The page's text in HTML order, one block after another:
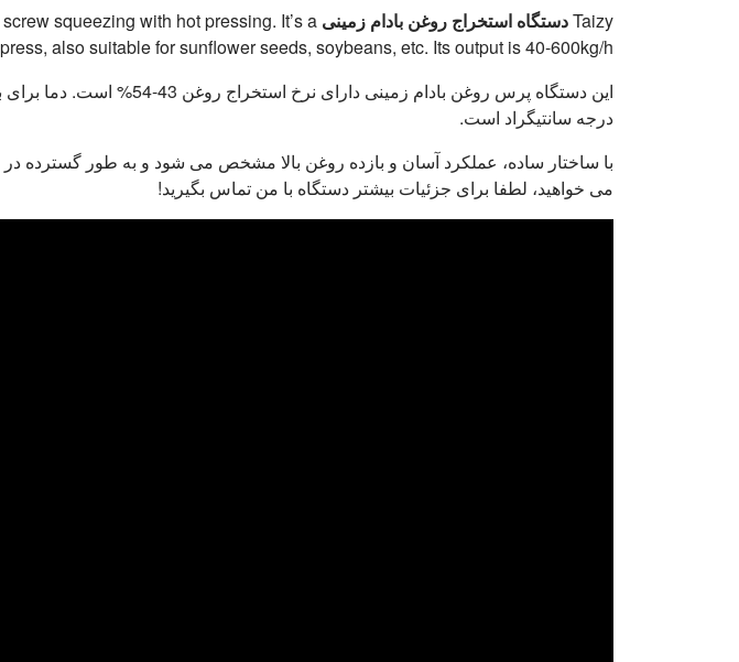
Taizyدستگاه استخراج روغن بادام زمینی squeezing with hot pressing. It’s a
also suitable for sunflower seeds, soybeans, etc. Its output is 40-600kg/h.
درجه سانتیگراد است.
با ساختار ساده، عملکرد آسان و بازده روغن بالا مشخص می شود و به طور گسترده
می خواهید، لطفا برای جزئیات بیشتر دستگاه با من تماس بگیرید!